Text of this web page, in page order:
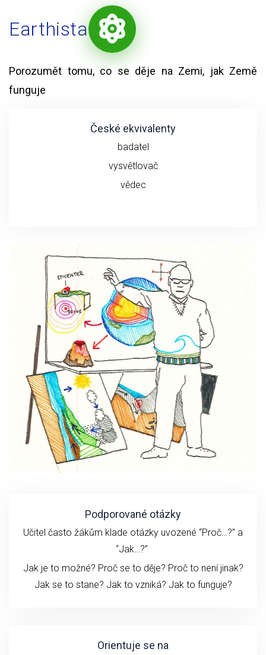
Earthista
Porozumět tomu, co se děje na Zemi, jak Země
funguje
České ekvivalenty
badatel
vysvětlovač
vědec
Podporované otázky
Učitel často žákům klade otázky uvozené “Proč…?” a
“Jak…?”
Jak je to možné? Proč se to děje? Proč to není jinak?
Jak se to stane? Jak to vzniká? Jak to funguje?
Orientuje se na